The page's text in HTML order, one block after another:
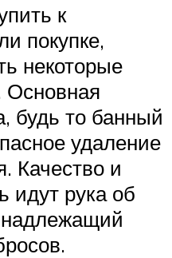
к
покупке,
некоторые
Основная
будь то банный
удаление
Качество и
идут рука об
надлежащий